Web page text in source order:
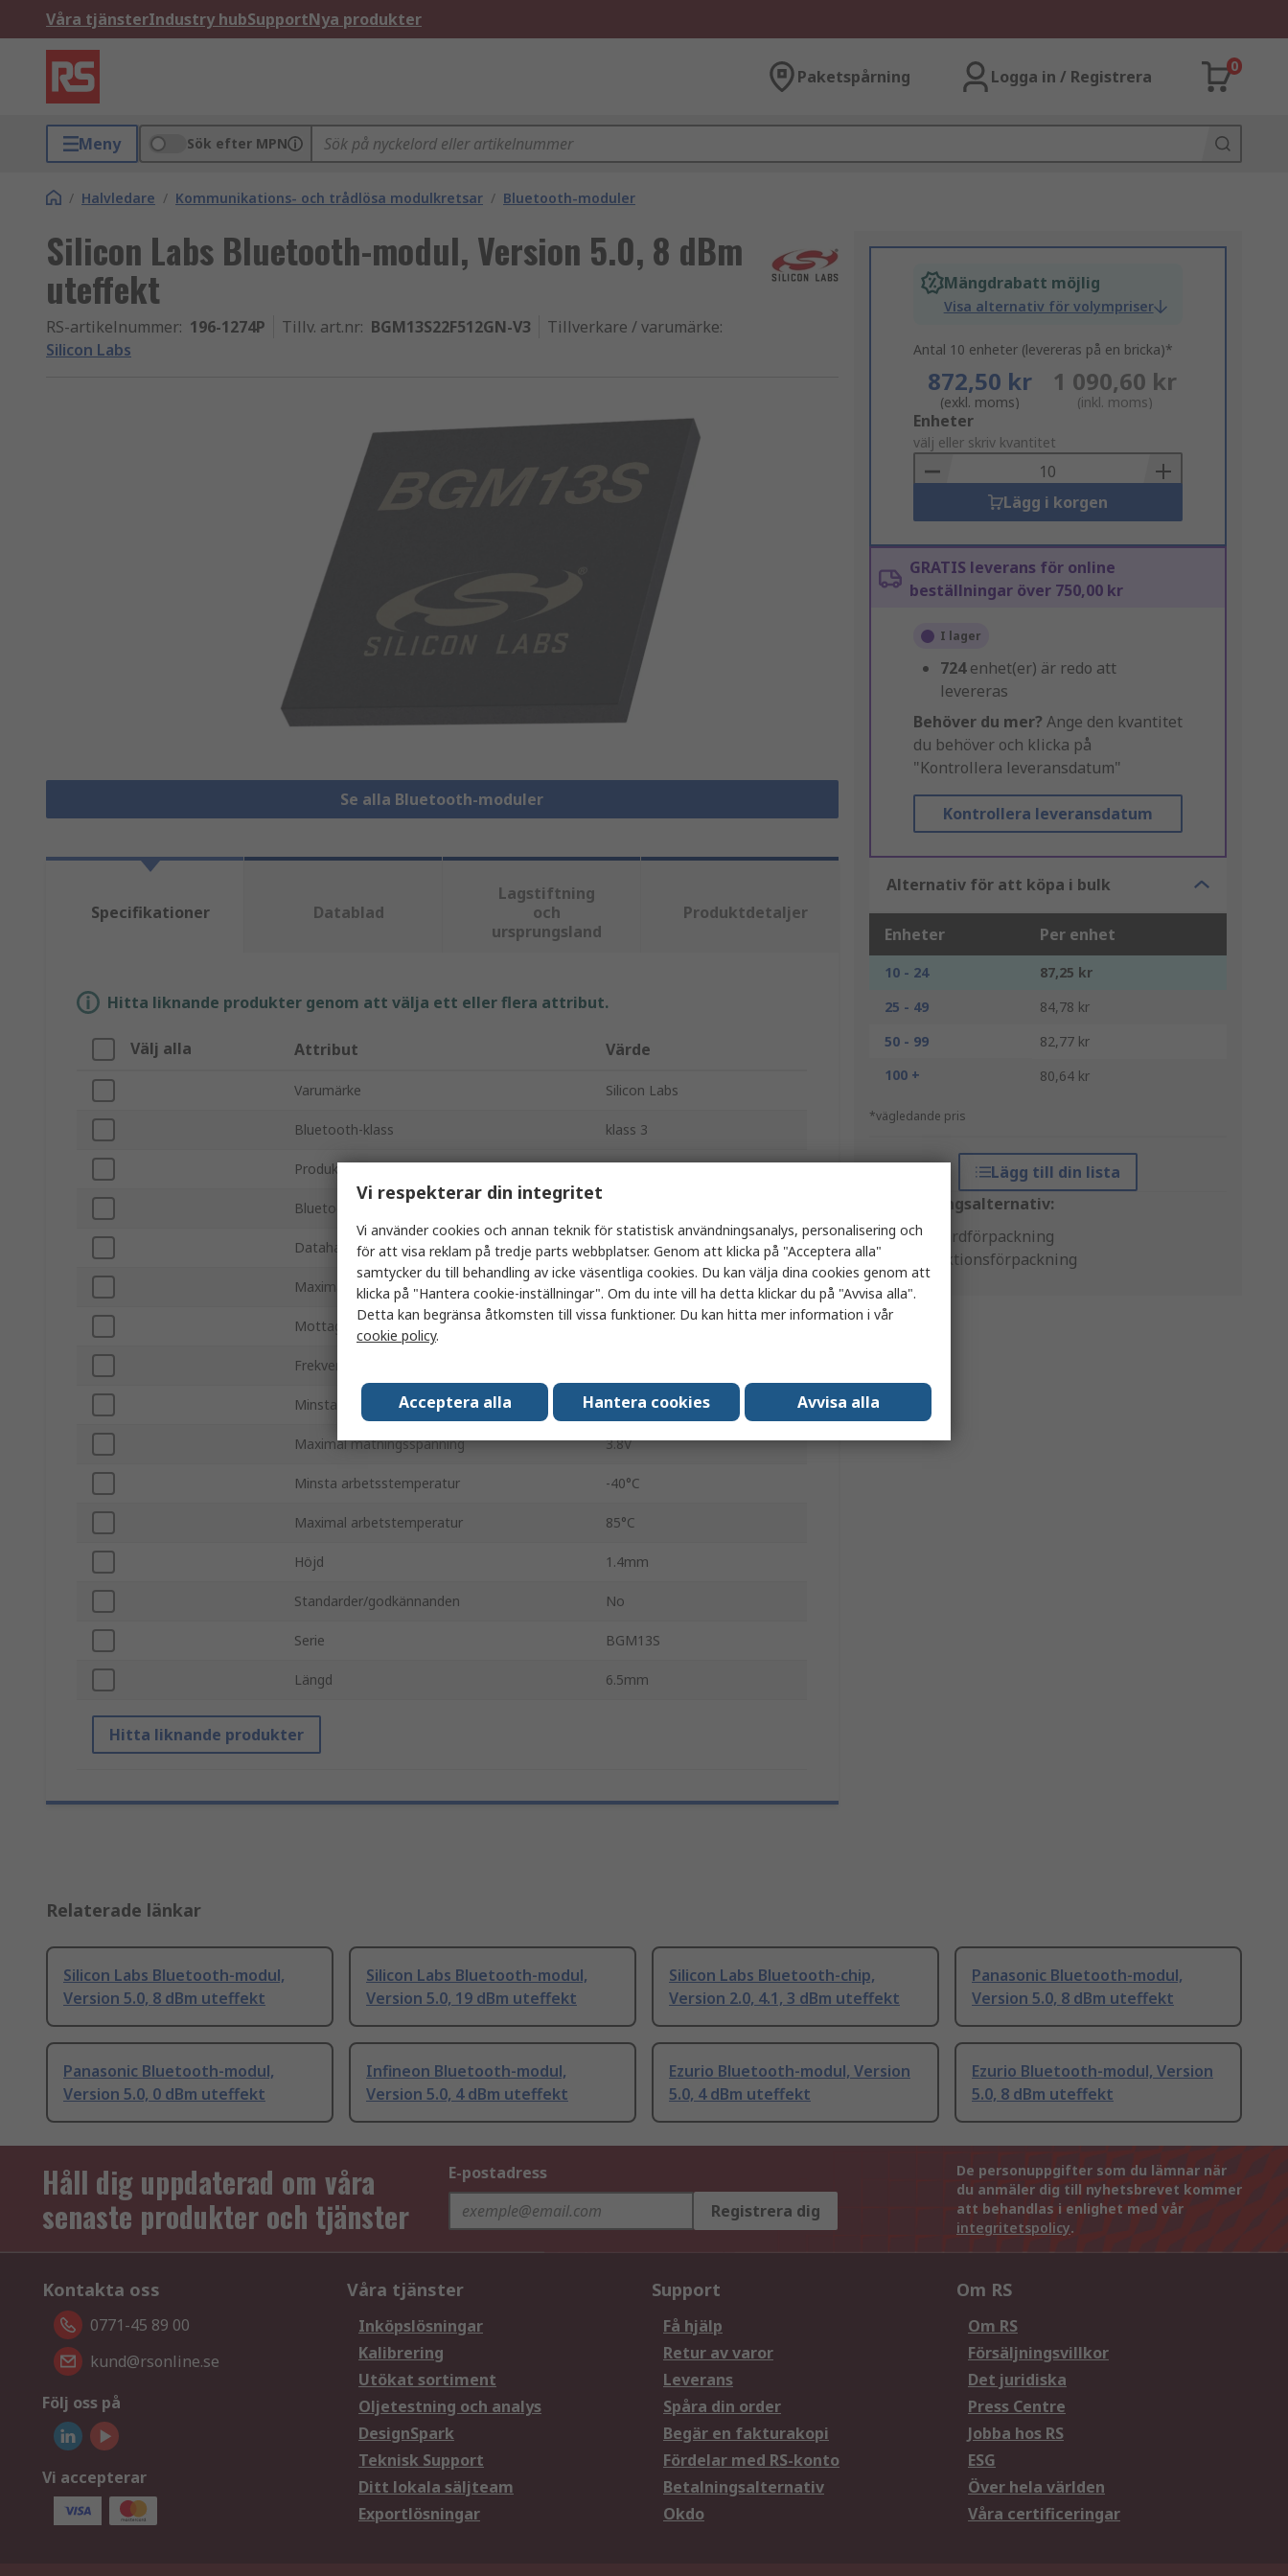
Våra tjänsterIndustry hubSupportNya produkter
Paketspårning Logga in / Registrera
0
Meny Sök efter MPN
/ Halvledare / Kommunikations- och trådlösa modulkretsar / Bluetooth-moduler
Silicon Labs Bluetooth-modul, Version 5.0, 8 dBm
uteffekt
RS-artikelnummer: 196-1274P Tillv. art.nr: BGM13S22F512GN-V3 Tillverkare / varumärke:
Silicon Labs
Se alla Bluetooth-moduler
Mängdrabatt möjlig
Visa alternativ för volympriser
Antal 10 enheter (levereras på en bricka)*
872,50 kr
(exkl. moms)
1 090,60 kr
(inkl. moms)
Add
to
Basket
Enheter
välj eller skriv kvantitet
Lägg i korgen
GRATIS leverans för online
beställningar över 750,00 kr
I lager
724enhet(er) är redo att
levereras
Behöver du mer? Ange den kvantitet
du behöver och klicka på
"Kontrollera leveransdatum"
Kontrollera leveransdatum
Alternativ för att köpa i bulk
Enheter Per enhet
10 - 24
87,25 kr
25 - 49
84,78 kr
50 - 99
82,77 kr
100 +
80,64 kr
*vägledande pris
Lägg till din lista
Förpackningsalternativ:
Standardförpackning
Produktionsförpackning
Specifikationer Datablad
Lagstiftning
och
ursprungsland
Produktdetaljer
Hitta liknande produkter genom att välja ett eller flera attribut.
Välj alla Attribut Värde
Varumärke Silicon Labs
Bluetooth-klass klass 3
Produkttyp
Bluetooth-version
Datahastighet 2Mbps
Maximal uteffekt 8dBm
Mottagarkänslighet
Frekvens
Minsta matningsspänning 1.8V
Maximal matningsspänning 3.8V
Minsta arbetsstemperatur -40°C
Maximal arbetstemperatur 85°C
Höjd 1.4mm
Standarder/godkännanden No
Serie BGM13S
Längd 6.5mm
Hitta liknande produkter
Relaterade länkar
Silicon Labs Bluetooth-modul,
Version 5.0, 8 dBm uteffekt
Silicon Labs Bluetooth-modul,
Version 5.0, 19 dBm uteffekt
Silicon Labs Bluetooth-chip,
Version 2.0, 4.1, 3 dBm uteffekt
Panasonic Bluetooth-modul,
Version 5.0, 8 dBm uteffekt
Panasonic Bluetooth-modul,
Version 5.0, 0 dBm uteffekt
Infineon Bluetooth-modul,
Version 5.0, 4 dBm uteffekt
Ezurio Bluetooth-modul, Version
5.0, 4 dBm uteffekt
Ezurio Bluetooth-modul, Version
5.0, 8 dBm uteffekt
Håll dig uppdaterad om våra
senaste produkter och tjänster
E-postadress
Registrera dig
De personuppgifter som du lämnar när
du anmäler dig till nyhetsbrevet kommer
att behandlas i enlighet med vår
integritetspolicy.
Kontakta oss
0771-45 89 00
kund@rsonline.se
Följ oss på
Vi accepterar
Våra tjänster
Inköpslösningar
Kalibrering
Utökat sortiment
Oljetestning och analys
DesignSpark
Teknisk Support
Ditt lokala säljteam
Exportlösningar
Support
Få hjälp
Retur av varor
Leverans
Spåra din order
Begär en fakturakopi
Fördelar med RS-konto
Betalningsalternativ
Okdo
Om RS
Om RS
Försäljningsvillkor
Det juridiska
Press Centre
Jobba hos RS
ESG
Över hela världen
Våra certificeringar
Vi respekterar din integritet
Vi använder cookies och annan teknik för statistisk användningsanalys, personalisering och
för att visa reklam på tredje parts webbplatser. Genom att klicka på "Acceptera alla"
samtycker du till behandling av icke väsentliga cookies. Du kan välja dina cookies genom att
klicka på "Hantera cookie-inställningar". Om du inte vill ha detta klickar du på "Avvisa alla".
Detta kan begränsa åtkomsten till vissa funktioner. Du kan hitta mer information i vår
cookie policy.
Acceptera alla Hantera cookies Avvisa alla